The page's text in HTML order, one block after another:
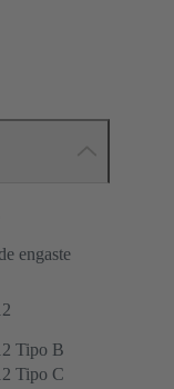
engaste
Tipo B
Tipo C